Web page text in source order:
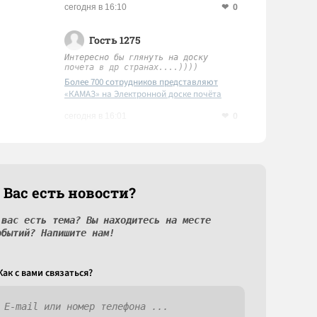
сегодня в 16:10 0
Гость 1275
Интересно бы глянуть на доску
почета в др странах....))))
Более 700 сотрудников представляют
«КАМАЗ» на Электронной доске почёта
есть новости?
есть тема? Вы находитесь на месте
Напишите нам!
c вами связаться?